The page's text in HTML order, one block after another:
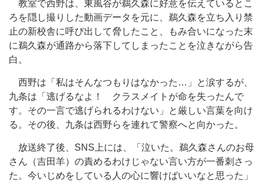
教室で西野は、東風谷が鵜久森に好意を伝えているとこ
ろを隠し撮りした動画データを元に、鵜久森を立ち入り禁
止の新校舎に呼び出して脅したこと、もみ合いになった末
に鵜久森が通路から落下してしまったことを泣きながら告
白。
西野は「私はそんなつもりはなかった…」と涙するが、
九条は「逃げるなよ！ クラスメイトが命を失ったんで
す。その一言で逃げられるわけない」と厳しい言葉を向け
る。その後、九条は西野らを連れて警察へと向かった。
放送終了後、SNS上には、「泣いた。鵜久森さんのお母
さん（吉田羊）の責めるわけじゃない言い方が一番刺さっ
た。今いじめをしている人の心に響けばいいなと思った」